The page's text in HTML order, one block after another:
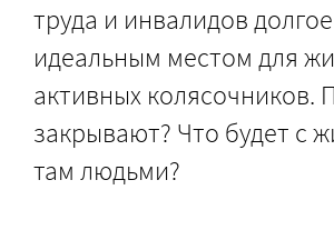
труда и инвалидов
идеальным местом для
активных колясочников.
закрывают? Что будет с
там людьми?